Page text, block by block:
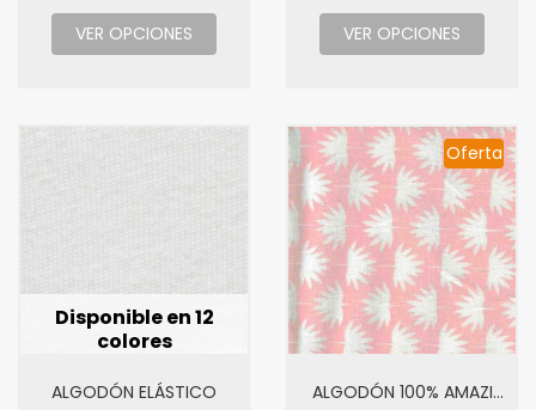
VER OPCIONES VER OPCIONES
Disponible en 12
colores
ALGODÓN ELÁSTICO
Oferta
ALGODÓN 100% AMAZI